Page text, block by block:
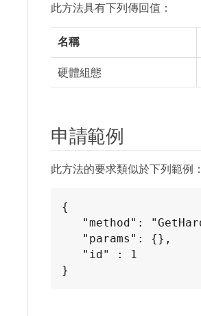
此方法具有下列傳回值：
名稱
硬體組態
申請範例
此方法的要求類似於下列範例：
{
}